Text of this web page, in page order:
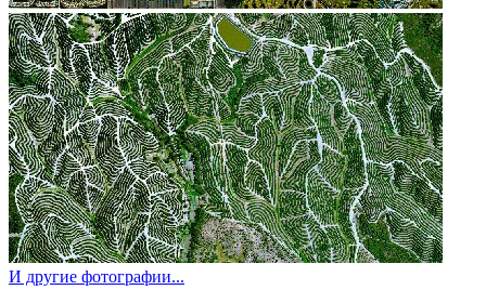
И другие фотографии...